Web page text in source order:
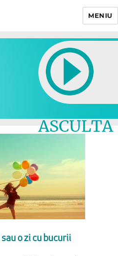
MENIU
ASCULTA
o zi cu bucurii